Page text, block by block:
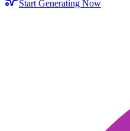
Start Generating Now